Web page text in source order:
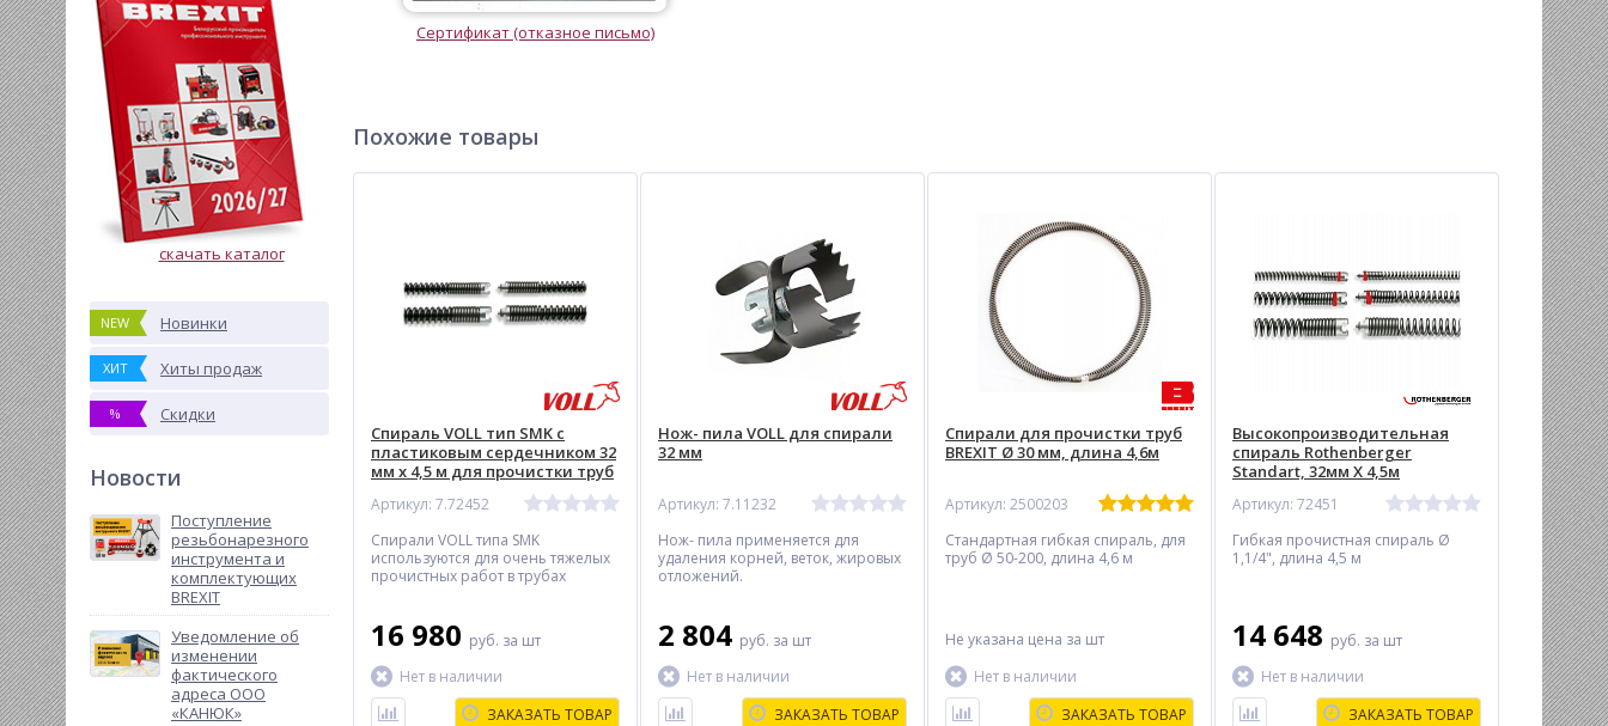
скачать каталог
NEW Новинки
ХИТ Хиты продаж
% Скидки
Новости
Поступление
резьбонарезного
инструмента и
комплектующих
BREXIT
Уведомление об
изменении
фактического
адреса ООО
«КАНЮК»
Сертификат (отказное письмо)
Похожие товары
Спираль VOLL тип SMK с
пластиковым сердечником 32
мм х 4,5 м для прочистки труб
Артикул: 7.72452
Спирали VOLL типа SMK
используются для очень тяжелых
прочистных работ в трубах
прямых участках.
16 980 руб. за шт
Нет в наличии
ЗАКАЗАТЬ ТОВАР
Нож- пила VOLL для спирали
32 мм
Артикул: 7.11232
Нож- пила применяется для
удаления корней, веток, жировых
отложений.
2 804 руб. за шт
Нет в наличии
ЗАКАЗАТЬ ТОВАР
Спирали для прочистки труб
BREXIT Ø 30 мм, длина 4,6м
Артикул: 2500203
Стандартная гибкая спираль, для
труб Ø 50-200, длина 4,6 м
Не указана цена за шт
Нет в наличии
ЗАКАЗАТЬ ТОВАР
Высокопроизводительная
спираль Rothenberger
Standart, 32мм Х 4,5м
Артикул: 72451
Гибкая прочистная спираль Ø
1,1/4", длина 4,5 м
14 648 руб. за шт
Нет в наличии
ЗАКАЗАТЬ ТОВАР